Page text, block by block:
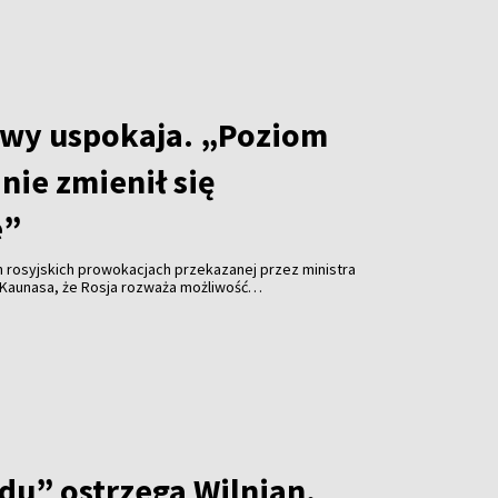
uspokaja. „Poziom
zmienił się
rosyjskich prowokacjach przekazanej przez ministra
że Rosja rozważa możliwość
o zachowanie spokoju. Jak podkreślił,
istotnej zmianie, choć ryzyko różnego rodzaju